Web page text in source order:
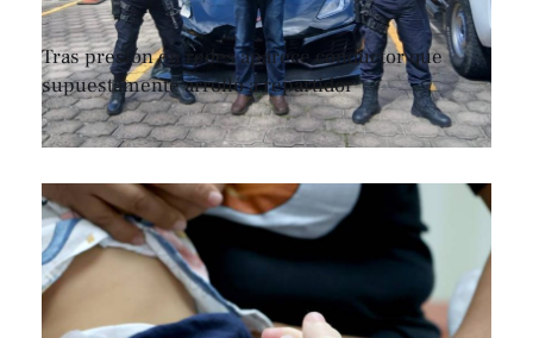
Tras presión en redes aparece conductor que
supuestamente arrolló a repartidor